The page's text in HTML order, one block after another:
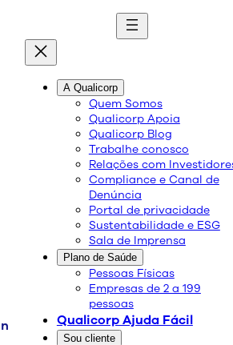
A Qualicorp
Quem Somos
Qualicorp Apoia
Qualicorp Blog
Trabalhe conosco
Relações com
Compliance e Canal de
Denúncia
Portal de privacidade
Sustentabilidade e ESG
Sala de Imprensa
Plano de Saúde
Pessoas Físicas
Empresas de 2 a 199
pessoas
Qualicorp Ajuda Fácil
Sou cliente
lidera curso de
da
Nacional do
no segmento